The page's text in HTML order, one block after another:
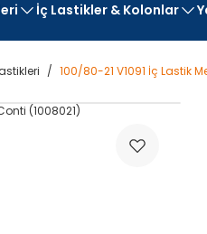
İç Lastikler & Kolonlar
100/80-21 V1091 İç Lastik